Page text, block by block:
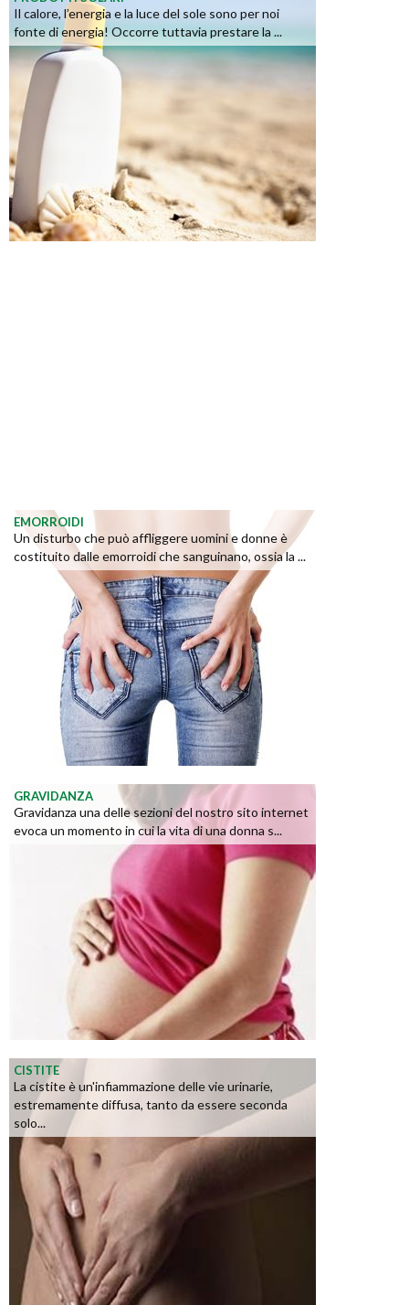
Il calore, l’energia e la luce del sole sono per noi
fonte di energia! Occorre tuttavia prestare la ...
EMORROIDI
Un disturbo che può affliggere uomini e donne è
costituito dalle emorroidi che sanguinano, ossia la ...
GRAVIDANZA
Gravidanza una delle sezioni del nostro sito internet
evoca un momento in cui la vita di una donna s...
CISTITE
La cistite è un'infiammazione delle vie urinarie,
estremamente diffusa, tanto da essere seconda
solo...